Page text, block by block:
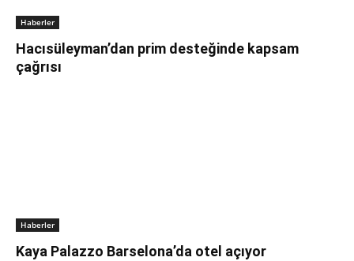
Haberler
Hacısüleyman’dan prim desteğinde kapsam
çağrısı
Haberler
Kaya Palazzo Barselona’da otel açıyor